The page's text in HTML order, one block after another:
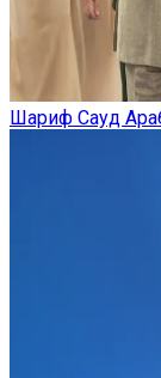
Шариф Сауд